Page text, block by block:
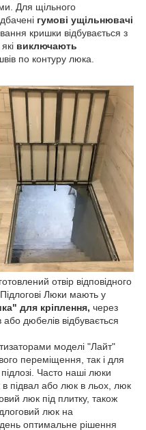
Для щільного
гумові ущільнювачі
кришки відбувається з
виключають
по контуру люка.
отвір відповідного
Люки мають у
для кріплення, через
дюбелів відбувається
моделі "Лайт"
переміщення, так і для
Часто наші люки
підвал або люк в льох, люк
люк під плитку, також
люк на
оптимальне рішення